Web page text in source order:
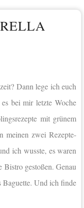
Dann lege ich euch
bei mir letzte Woche
mit grünem
meinen zwei Rezepte-
ich wusste, es waren
Bistro gestoßen. Genau
Baguette. Und ich finde